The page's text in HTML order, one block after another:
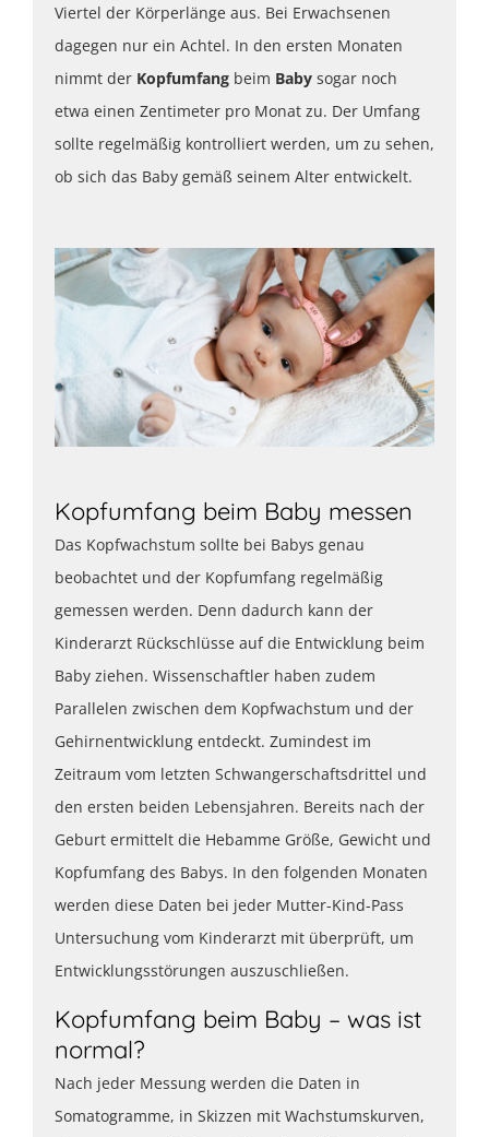
Viertel der Körperlänge aus. Bei Erwachsenen
dagegen nur ein Achtel. In den ersten Monaten
nimmt der Kopfumfang beim Baby sogar noch
etwa einen Zentimeter pro Monat zu. Der Umfang
sollte regelmäßig kontrolliert werden, um zu sehen,
ob sich das Baby gemäß seinem Alter entwickelt.
Kopfumfang beim Baby messen
Das Kopfwachstum sollte bei Babys genau
beobachtet und der Kopfumfang regelmäßig
gemessen werden. Denn dadurch kann der
Kinderarzt Rückschlüsse auf die Entwicklung beim
Baby ziehen. Wissenschaftler haben zudem
Parallelen zwischen dem Kopfwachstum und der
Gehirnentwicklung entdeckt. Zumindest im
Zeitraum vom letzten Schwangerschaftsdrittel und
den ersten beiden Lebensjahren. Bereits nach der
Geburt ermittelt die Hebamme Größe, Gewicht und
Kopfumfang des Babys. In den folgenden Monaten
werden diese Daten bei jeder Mutter-Kind-Pass
Untersuchung vom Kinderarzt mit überprüft, um
Entwicklungsstörungen auszuschließen.
Kopfumfang beim Baby – was ist
normal?
Nach jeder Messung werden die Daten in
Somatogramme, in Skizzen mit Wachstumskurven,